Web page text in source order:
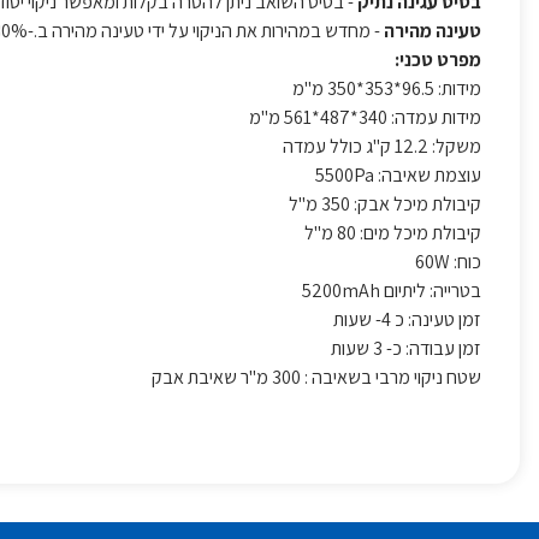
טעינה מהירה- מחדש במהירות את הניקוי על ידי טעינה מהירה ב.-30%
מפרט טכני:
מידות: 96.5*353*350 מ"מ
מידות עמדה: 340*487*561 מ"מ
משקל: 12.2 ק"ג כולל עמדה
עוצמת שאיבה: 5500Pa
קיבולת מיכל אבק: 350 מ"ל
קיבולת מיכל מים: 80 מ"ל
כוח: 60W
בטרייה: ליתיום 5200mAh
זמן טעינה: כ 4- שעות
זמן עבודה: כ- 3 שעות
שטח ניקוי מרבי בשאיבה : 300 מ"ר שאיבת אבק